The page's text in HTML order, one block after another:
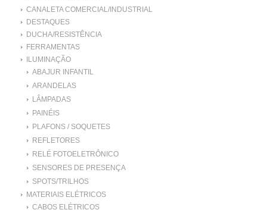
CANALETA COMERCIAL/INDUSTRIAL
DESTAQUES
DUCHA/RESISTÊNCIA
FERRAMENTAS
ILUMINAÇÃO
ABAJUR INFANTIL
ARANDELAS
LÂMPADAS
PAINÉIS
PLAFONS / SOQUETES
REFLETORES
RELÉ FOTOELETRÔNICO
SENSORES DE PRESENÇA
SPOTS/TRILHOS
MATERIAIS ELÉTRICOS
CABOS ELÉTRICOS